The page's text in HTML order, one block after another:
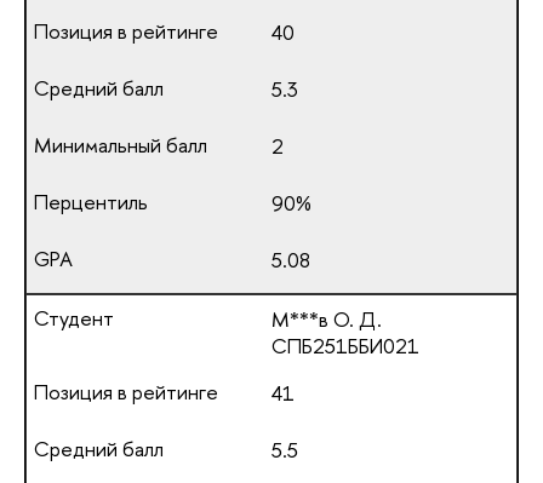
40
5.3
2
90%
5.08
М***в О. Д.
СПБ251ББИ021
41
5.5